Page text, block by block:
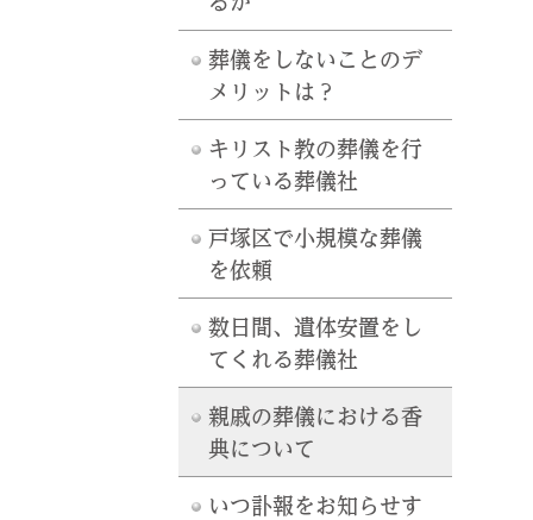
葬儀をしないことのデ
メリットは？
キリスト教の葬儀を行
っている葬儀社
戸塚区で小規模な葬儀
を依頼
数日間、遺体安置をし
てくれる葬儀社
親戚の葬儀における香
典について
いつ訃報をお知らせす